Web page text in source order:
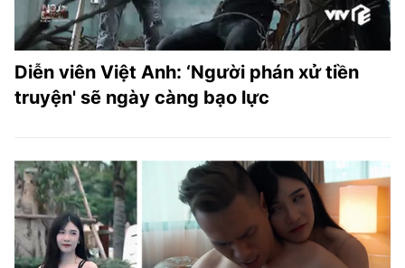
Diễn viên Việt Anh: ‘Người phán xử tiền
truyện' sẽ ngày càng bạo lực